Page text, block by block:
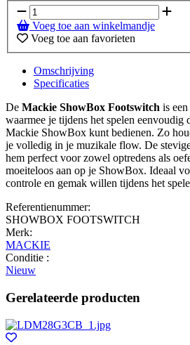
Voeg toe aan winkelmandje
Voeg toe aan favorieten
Omschrijving
Specificaties
De Mackie ShowBox Footswitch is
waarmee je tijdens het spelen eenvoudig
Mackie ShowBox kunt bedienen. Zo
je volledig in je muzikale flow. De
hem perfect voor zowel optredens als
moeiteloos aan op je ShowBox. Ideaal
controle en gemak willen tijdens het
Referentienummer:
SHOWBOX FOOTSWITCH
Merk:
MACKIE
Conditie :
Nieuw
Gerelateerde producten